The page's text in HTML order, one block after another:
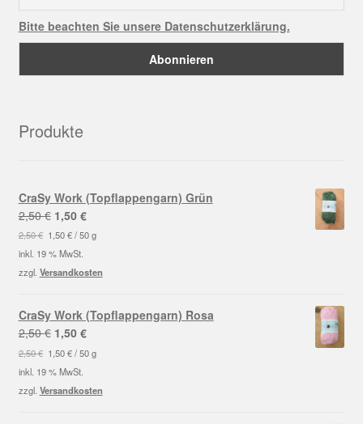
Bitte beachten Sie unsere Datenschutzerklärung.
Produkte
CraSy Work (Topflappengarn) Grün
2,50€ Ursprünglicher
Preis
war:
2,50 €
1,50 €Aktueller
Preis
1,50 €.
2,50€ 1,50€/50 g
inkl. 19 % MwSt.
zzgl. Versandkosten
CraSy Work (Topflappengarn) Rosa
2,50€ Ursprünglicher
Preis
war:
2,50 €
1,50 €Aktueller
Preis
1,50 €.
2,50€ 1,50€/50 g
inkl. 19 % MwSt.
zzgl. Versandkosten